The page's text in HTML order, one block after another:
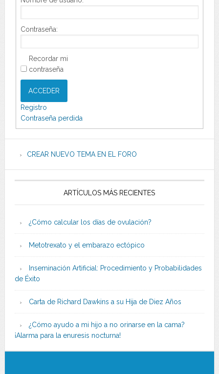
Contraseña:
Recordar mi
contraseña
ACCEDER
Registro
Contraseña perdida
CREAR NUEVO TEMA EN EL FORO
ARTÍCULOS MÁS RECIENTES
¿Cómo calcular los días de ovulación?
Metotrexato y el embarazo ectópico
Inseminación Artificial: Procedimiento y Probabilidades
de Éxito
Carta de Richard Dawkins a su Hija de Diez Años
¿Cómo ayudo a mi hijo a no orinarse en la cama?
¡Alarma para la enuresis nocturna!